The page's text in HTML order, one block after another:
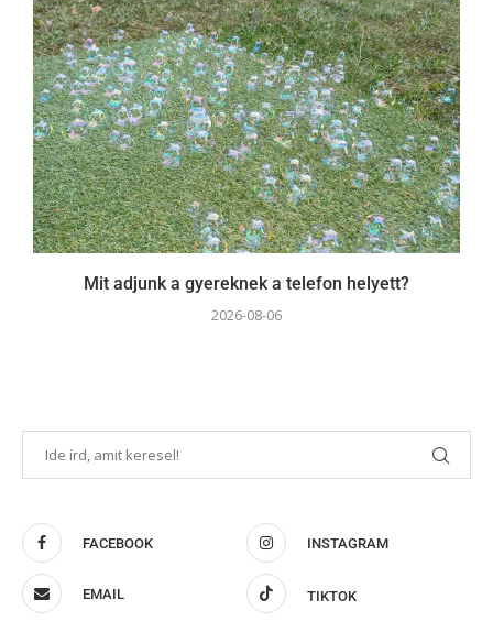
Mit adjunk a gyereknek a telefon helyett?
2026-08-06
FACEBOOK INSTAGRAM
EMAIL TIKTOK